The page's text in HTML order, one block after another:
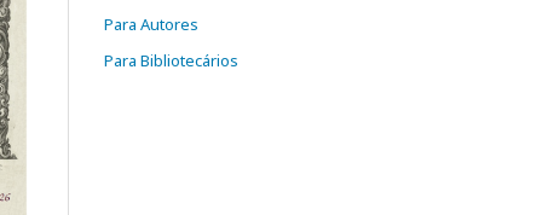
Para Autores
Para Bibliotecários